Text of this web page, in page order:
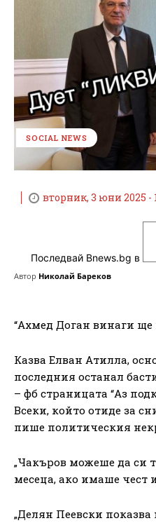
SOCIAL NEWS
вторник, 3 юни 2025 -
Последвай Bnews.bg в
Автор Николай Бареков
“Ахмед Доган винаги
Казва Елван Атилла,
последния останал
– фб страницата “Аз
Всеки, който отиде за
пише политическия
„Чакъров можеше да си
месеца, ако имаше чест
„Делян Пеевски